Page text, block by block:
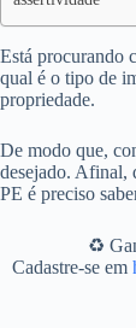
Está procurando
qual é o tipo de
propriedade.
De modo que,
desejado. Afinal,
PE é preciso
♻️
Cadastre-se em